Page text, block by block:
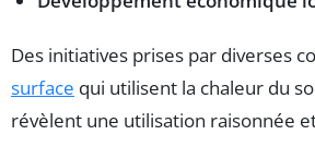
Des initiatives prises par diverses
surface qui utilisent la chaleur du
révèlent une utilisation raisonnée